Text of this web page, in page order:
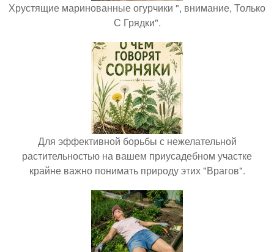
Хрустящие маринованные огурчики ", внимание, Только
С Грядки".
Для эффективной борьбы с нежелательной
растительностью на вашем приусадебном участке
крайне важно понимать природу этих "Врагов".